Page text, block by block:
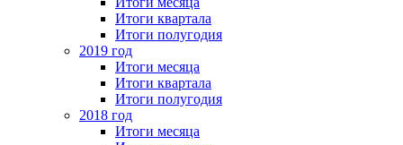
Итоги квартала
Итоги полугодия
2019 год
Итоги месяца
Итоги квартала
Итоги полугодия
2018 год
Итоги месяца